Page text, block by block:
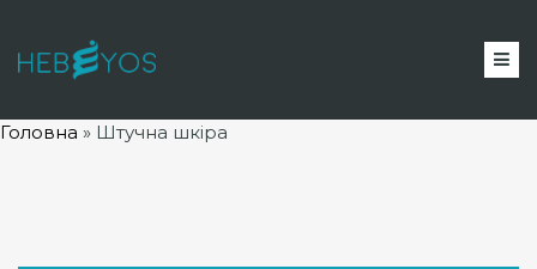
Головна » Штучна шкіра